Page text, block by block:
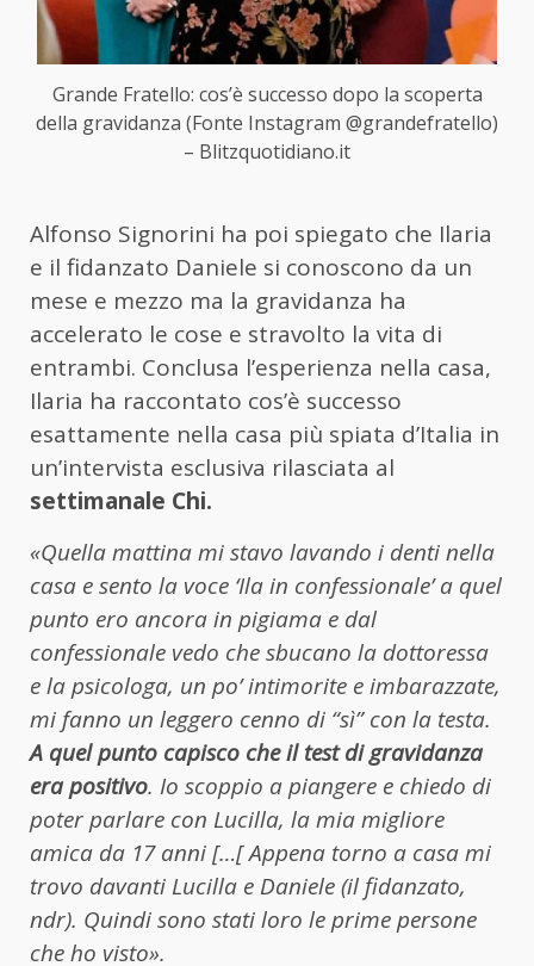
Grande Fratello: cos’è successo dopo la scoperta
della gravidanza (Fonte Instagram @grandefratello)
– Blitzquotidiano.it
Alfonso Signorini ha poi spiegato che Ilaria
e il fidanzato Daniele si conoscono da un
mese e mezzo ma la gravidanza ha
accelerato le cose e stravolto la vita di
entrambi. Conclusa l’esperienza nella casa,
Ilaria ha raccontato cos’è successo
esattamente nella casa più spiata d’Italia in
un’intervista esclusiva rilasciata al
settimanale Chi.
«Quella mattina mi stavo lavando i denti nella
casa e sento la voce ‘Ila in confessionale’ a quel
punto ero ancora in pigiama e dal
confessionale vedo che sbucano la dottoressa
e la psicologa, un po’ intimorite e imbarazzate,
mi fanno un leggero cenno di “sì” con la testa.
A quel punto capisco che il test di gravidanza
era positivo. Io scoppio a piangere e chiedo di
poter parlare con Lucilla, la mia migliore
amica da 17 anni […[Appena torno a casa mi
trovo davanti Lucilla e Daniele (il fidanzato,
ndr). Quindi sono stati loro le prime persone
che ho visto».